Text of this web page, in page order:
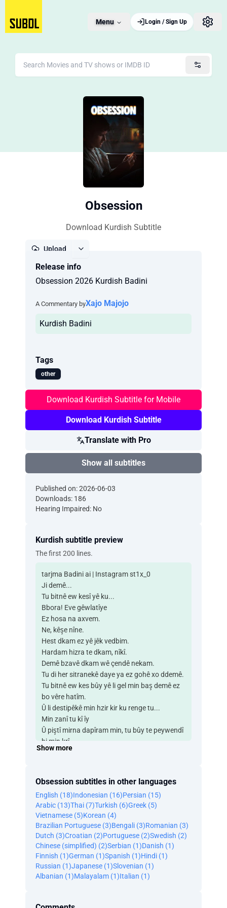
Menu Login / Sign Up
Obsession
Download Kurdish Subtitle
Upload
Release info
Obsession 2026 Kurdish Badini
A Commentary byXajo Majojo
Kurdish Badini
Tags
other
Download Kurdish Subtitle for Mobile
Download Kurdish Subtitle
Translate with Pro
Show all subtitles
Published on: 2026-06-03
Downloads: 186
Hearing Impaired: No
Kurdish subtitle preview
The first 200 lines.
tarjma Badini ai | Instagram st1x_0
Ji demê...
Tu bitnê ew kesî yê ku...
Bbora! Eve gêwlatîye
Ez hosa na axvem.
Ne, kêşe nîne.
Hest dkam ez yê jêk vedbim.
Hardam hizra te dkam, nîkî.
Demê bzavê dkam wê çendê nekam.
Tu di her sitranekê daye ya ez gohê xo ddemê.
Tu bitnê ew kes bûy yê li gel min baş demê ez
bo vêre hatîm.
Û li destipêkê min hzir kir ku renge tu...
Min zanî tu kî îy
Û piştî mirna dapîram min, tu bûy te peywendî
bi min krî.
Tenanet demê çi nebû bêjm û em bitnê li wêrê
galak ya başe.
Û dê...
Dê wê ji dest dey
Lê renge pêdvîye tu bzanî...
Ku ez dê te helbijêrm li ser hemî tiştan.
Eve ya mezne.
Ne, brraweste.
Başe, eve bêzarker bû.
Ya xudê, min dzanî.
Show more
Obsession subtitles in other languages
English (18)Indonesian (16)Persian (15)
Arabic (13)Thai (7)Turkish (6)Greek (5)
Vietnamese (5)Korean (4)
Brazilian Portuguese (3)Bengali (3)Romanian (3)
Dutch (3)Croatian (2)Portuguese (2)Swedish (2)
Chinese (simplified) (2)Serbian (1)Danish (1)
Finnish (1)German (1)Spanish (1)Hindi (1)
Russian (1)Japanese (1)Slovenian (1)
Albanian (1)Malayalam (1)Italian (1)